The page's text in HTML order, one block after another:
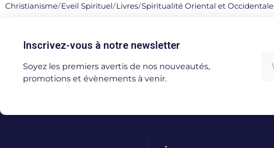
Christianisme/Eveil Spirituel/Livres/Spiritualité Oriental et Occidentale
Inscrivez-vous à notre newsletter
Soyez les premiers avertis de nos nouveautés,
promotions et évènements à venir.